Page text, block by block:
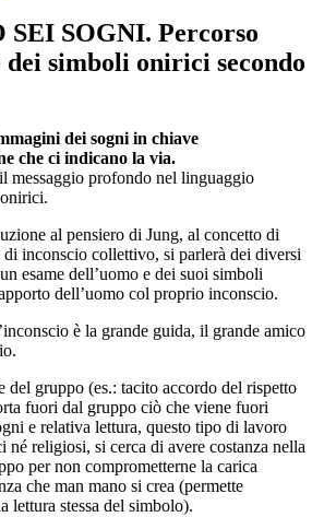
SOGNI. Percorso
simboli onirici secondo
dei sogni in chiave
che ci indicano la via.
messaggio profondo nel linguaggio
al pensiero di Jung, al concetto di
inconscio collettivo, si parlerà dei diversi
esame dell’uomo e dei suoi simboli
dell’uomo col proprio inconscio.
è la grande guida, il grande amico
del gruppo (es.: tacito accordo del rispetto
fuori dal gruppo ciò che viene fuori
e relativa lettura, questo tipo di lavoro
religiosi, si cerca di avere costanza nella
per non comprometterne la carica
che man mano si crea (permette
lettura stessa del simbolo).